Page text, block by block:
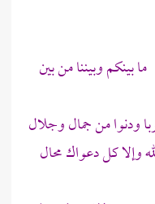
وبيننا من بين
ودنوا من جمال وجلال
وإلا كل دعواك محال